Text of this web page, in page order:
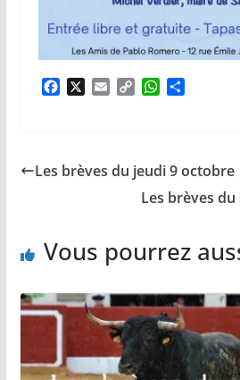
F
o
X
E
C
i
n
W
A
p
P
g
e
Les brèves du jeudi 9 octobre
Les brèves
Vous pourrez